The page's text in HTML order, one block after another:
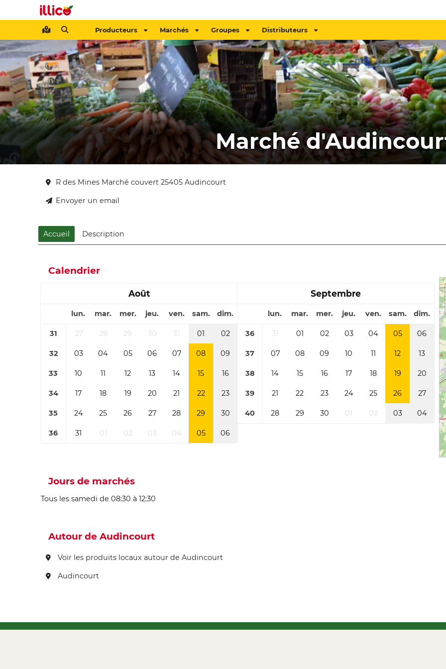
Producteurs Marchés Groupes Distributeurs
Marché
R des Mines Marché couvert 25405 Audincourt
Envoyer un email
Accueil Description
Calendrier
Août
lun. mar. mer. jeu. ven. sam. dim.
31 27 28 29 30 31 01 02
32 03 04 05 06 07 08 09
33 10 11 12 13 14 15 16
34 17 18 19 20 21 22 23
35 24 25 26 27 28 29 30
36 31 01 02 03 04 05 06
Septembre
lun. mar. mer. jeu. ven. sam. dim.
36 31 01 02 03 04 05 06
37 07 08 09 10 11 12 13
38 14 15 16 17 18 19 20
39 21 22 23 24 25 26 27
40 28 29 30 01 02 03 04
Jours de marchés
Tous les samedi de 08:30 à 12:30
Autour de Audincourt
Voir les produits locaux autour de Audincourt
Audincourt